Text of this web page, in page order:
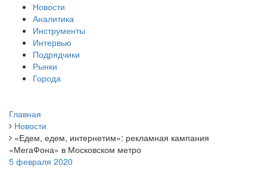
Новости
Аналитика
Инструменты
Интервью
Подрядчики
Рынки
Города
Главная
Новости
«Едем, едем, интернетим»: рекламная кампания
«МегаФона» в Московском метро
5 февраля 2020